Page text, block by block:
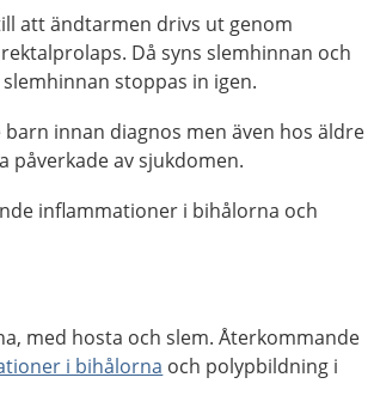
att ändtarmen drivs ut genom
Då syns slemhinnan och
stoppas in igen.
innan diagnos men även hos äldre
påverkade av sjukdomen.
inflammationer i bihålorna och
med hosta och slem. Återkommande
i bihålorna och polypbildning i